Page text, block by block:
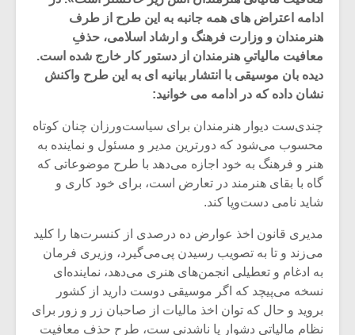
ادامه اعتراض های همه جانبه به این طرح از طرف
هنرمندان و وزارت فرهنگ و ارشاد اسلامی، حذفِ
معافیت مالیاتیِ هنرمندان از دستور کار خارج شده است.
دیده بان موسیقی با انتشار بیانیه ای به این طرح واکنش
نشان داده که در ادامه می خوانید:
چندی‌ست دیوار هنرمندان برای سیاست‌ورزان چنان کوتاه
محسوب می‌شود که دورترین مدیر و مسئول و نماینده به
هنر و فرهنگ به خود اجازه می‌دهد با طرح موضوعاتی که
گاه با بقای هنرمند در تعارض است، برای خود کاری و
شاید نامی دست‌وپا کند.
مدیری قانون اخذ عوارض ده درصدی از کنسرت‌ها را کلید
می‌زند و تا به تصویب رسیدن پی‌‌می‌گیرد، وزیری فرمان
به ادغام و تعطیلی انجمن‌های هنری می‌دهد، نماینده‌ای
نسخه می‌پیچد که اگر موسیقی دوست دارید از کشور
بروید و حال که توان اخذ مالیات از صاحبان زر و زور برای
نظام مالیاتی دشوار یا ناشدنی‌ ست، طرح حذف معافیت